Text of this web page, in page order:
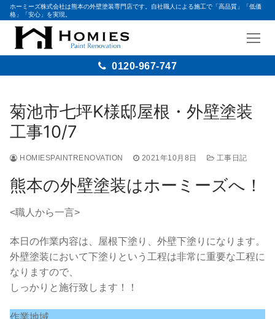
ホーミーズ株式会社は熊本の外壁塗装専門店です。自社職人による施工で「高品質」「低価
格」「安心」を実現。
0120-967-747
菊池市七坪K様邸屋根・外壁塗装
工事10/7
HOMIESPAINTRENOVATION 2021年10月8日 工事日記
熊本の外壁塗装はホーミーズへ！
<職人から一言>
本日の作業内容は、屋根下塗り、外壁下塗りになります。
外壁塗装において下塗りという工程は非常に重要な工程に
なりますので、
しっかりと施行致します！！
作業地域